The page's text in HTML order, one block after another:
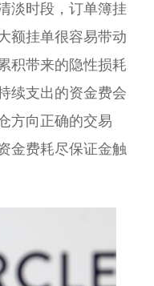
淡时段，订单簿挂
额挂单很容易带动
积带来的隐性损耗
续支出的资金费会
方向正确的交易
金费耗尽保证金触